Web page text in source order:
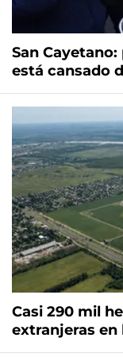
San
está cansado
Casi 290 mil
extranjeras en